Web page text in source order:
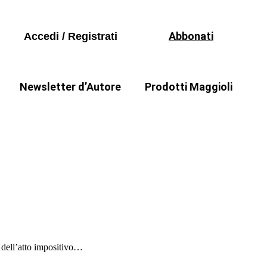
Accedi / Registrati Abbonati
Newsletter d’Autore Prodotti Maggioli
Periodici
dell’atto impositivo…